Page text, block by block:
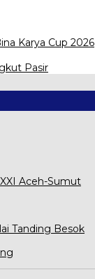
Karya Cup 2026
Pasir
Aceh-Sumut
Tanding Besok